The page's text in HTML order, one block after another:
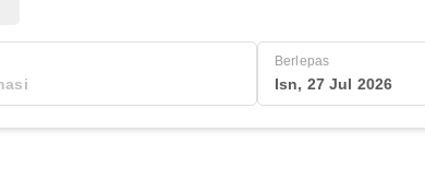
Berlepas
Isn, 27 Jul 2026